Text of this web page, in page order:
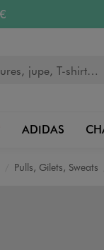
ADIDAS
Pulls, Gilets, Sweats